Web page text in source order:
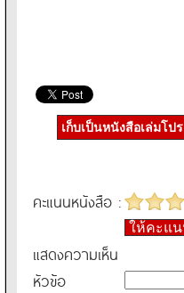
เก็บเป็นหนังสือเล่มโป
คะแนนหนังสือ :
ให้คะแ
แสดงความเห็น
หัวข้อ